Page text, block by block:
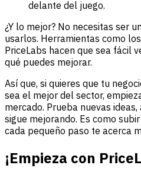
delante del juego.
¿Y lo mejor? No necesitas ser
usarlos. Herramientas como
PriceLabs hacen que sea fácil
qué puedes mejorar.
Así que, si quieres que tu
sea el mejor del sector,
mercado. Prueba nuevas
sigue mejorando. Es como
cada pequeño paso te acerca
¡Empieza con